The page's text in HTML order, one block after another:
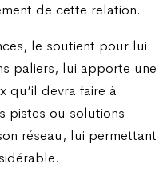
de cette relation.
le soutient pour lui
paliers, lui apporte une
qu’il devra faire à
pistes ou solutions
réseau, lui permettant